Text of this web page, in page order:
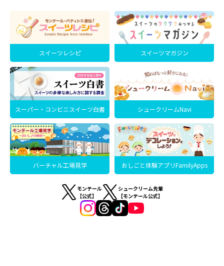
スイーツレシピ スイーツマガジン
スーパー・コンビニスイーツ白書 シュークリームNavi
バーチャル工場見学 おしごと体験アプリFamilyApps
モンテール
【公式】
シュークリーム先輩
【モンテール公式】